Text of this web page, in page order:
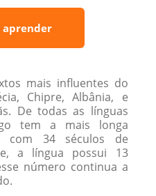
aprender
mais influentes do
Chipre, Albânia, e
De todas as línguas
tem a mais longa
com 34 séculos de
a língua possui 13
número continua a